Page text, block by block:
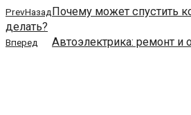
PrevНазад Почему может спустить
делать?
Вперед Автоэлектрика: ремонт и